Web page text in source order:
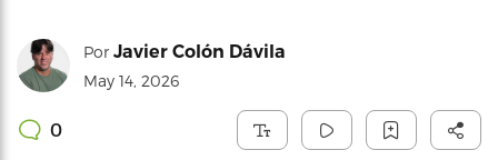
Por Javier Colón Dávila
May 14, 2026
0